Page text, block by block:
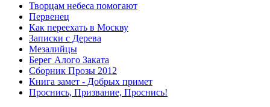
Творцам небеса помогают
Первенец
Как переехать в Москву
Записки с Дерева
Мезалийцы
Берег Алого Заката
Сборник Прозы 2012
Книга замет - Добрых примет
Проснись, Призвание, Проснись!